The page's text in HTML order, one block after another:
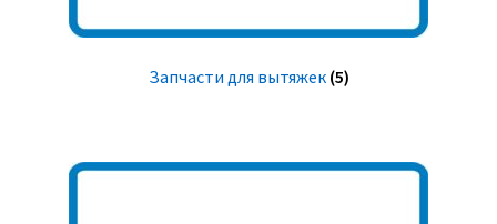
Запчасти для вытяжек (5)